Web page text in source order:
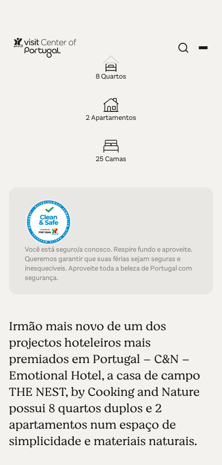
THE NEST, by
Cooking and
Nature
8 Quartos
2 Apartamentos
25 Camas
Você está seguro/a conosco. Respire fundo e aproveite.
Queremos garantir que suas férias sejam seguras e
inesquecíveis. Aproveite toda a beleza de Portugal com
segurança.
Irmão mais novo de um dos
projectos hoteleiros mais
premiados em Portugal – C&N –
Emotional Hotel, a casa de campo
THE NEST, by Cooking and Nature
possui 8 quartos duplos e 2
apartamentos num espaço de
simplicidade e materiais naturais.